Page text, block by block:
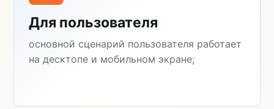
Для пользователя
основной сценарий пользователя работает
на десктопе и мобильном экране;